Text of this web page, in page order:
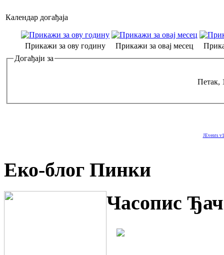
Календар догађаја
Прикажи за ову годину Прикажи за овај месец
Догађаји за
Петак,
JEvents
Еко-блог Пинки
Часопис